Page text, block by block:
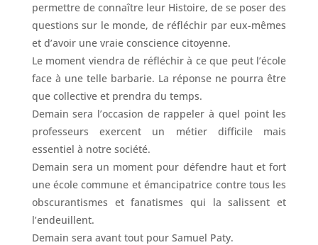
permettre de connaître leur Histoire, de se poser des
questions sur le monde, de réfléchir par eux-mêmes
et d’avoir une vraie conscience citoyenne.
Le moment viendra de réfléchir à ce que peut l’école
face à une telle barbarie. La réponse ne pourra être
que collective et prendra du temps.
Demain sera l’occasion de rappeler à quel point les
professeurs exercent un métier difficile mais
essentiel à notre société.
Demain sera un moment pour défendre haut et fort
une école commune et émancipatrice contre tous les
obscurantismes et fanatismes qui la salissent et
l’endeuillent.
Demain sera avant tout pour Samuel Paty.